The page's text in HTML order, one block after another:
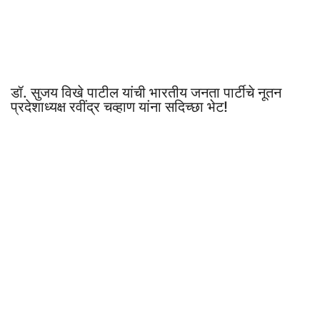
डॉ. सुजय विखे पाटील यांची भारतीय जनता पार्टीचे नूतन
प्रदेशाध्यक्ष रवींद्र चव्हाण यांना सदिच्छा भेट!